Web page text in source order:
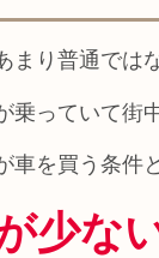
まり普通では
乗っていて街
車を買う条件
少な